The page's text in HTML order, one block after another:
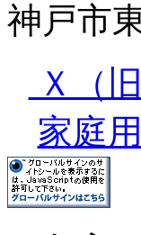
神戸市
Ｘ（
家庭